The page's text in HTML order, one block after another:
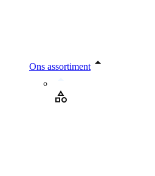
Ons assortiment